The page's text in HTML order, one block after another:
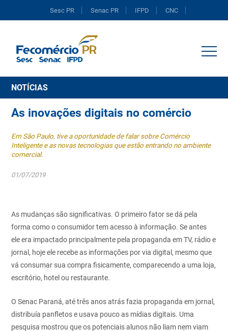
Sesc PR Senac PR IFPD CNC
NOTÍCIAS
As inovações digitais no comércio
Em São Paulo, tive a oportunidade de falar sobre Comércio
Inteligente e as novas tecnologias que estão entrando no ambiente
comercial.
01/07/2019
As mudanças são significativas. O primeiro fator se dá pela
forma comoo consumidor tem acesso à informação. Se antes
ele era impactado principalmente pela propaganda em TV, rádio e
jornal, hoje ele recebe as informações por via digital, mesmo que
vá consumar sua compra fisicamente, comparecendo a uma loja,
escritório, hotel ou restaurante.
O Senac Paraná, até três anos atrás fazia propaganda em jornal,
distribuía panfletos e usava pouco as mídias digitais. Uma
pesquisa mostrou que os potenciais alunos não liam nem viam